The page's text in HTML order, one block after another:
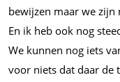
bewijzen maar we zijn
En ik heb ook nog
We kunnen nog iets
voor niets dat daar de